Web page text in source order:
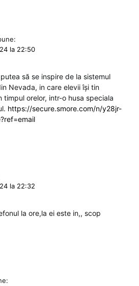
la 22:50
să se inspire de la sistemul
Nevada, in care elevii îşi tin
orelor, intr-o husa speciala
https://secure.smore.com/n/y28jr-
la 22:32
la ore,la ei este in,, scop